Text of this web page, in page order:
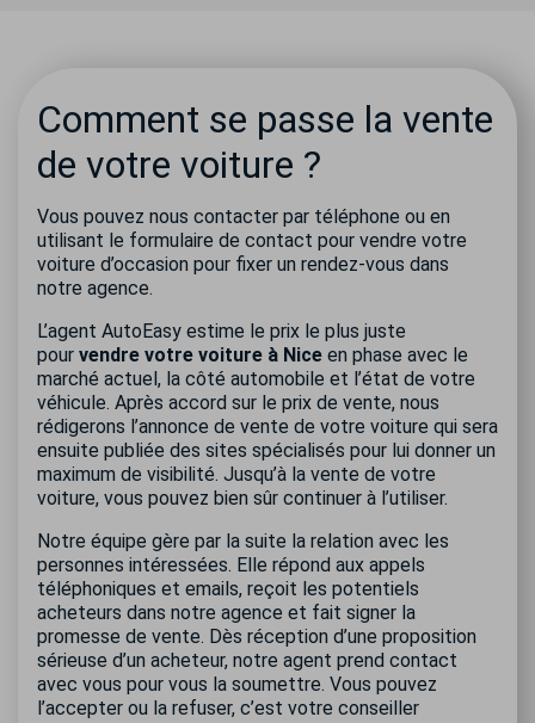
Comment se passe la vente
de votre voiture ?
Vous pouvez nous contacter par téléphone ou en
utilisant le formulaire de contact pour vendre votre
voiture d’occasion pour fixer un rendez-vous dans
notre agence.
L’agent AutoEasy estime le prix le plus juste
pour vendre votre voiture à Nice en phase avec le
marché actuel, la côté automobile et l’état de votre
véhicule. Après accord sur le prix de vente, nous
rédigerons l’annonce de vente de votre voiture qui sera
ensuite publiée des sites spécialisés pour lui donner un
maximum de visibilité. Jusqu’à la vente de votre
voiture, vous pouvez bien sûr continuer à l’utiliser.
Notre équipe gère par la suite la relation avec les
personnes intéressées. Elle répond aux appels
téléphoniques et emails, reçoit les potentiels
acheteurs dans notre agence et fait signer la
promesse de vente. Dès réception d’une proposition
sérieuse d’un acheteur, notre agent prend contact
avec vous pour vous la soumettre. Vous pouvez
l’accepter ou la refuser, c’est votre conseiller